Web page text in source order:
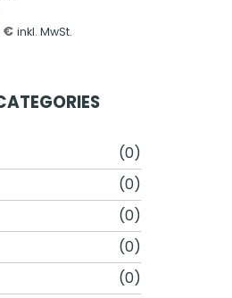
,
mit
€ inkl. MwSt.
(0)
(0)
(0)
(0)
(0)